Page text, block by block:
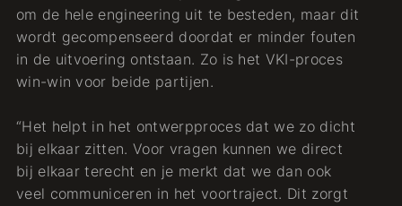
om de hele engineering uit te besteden, maar dit
wordt gecompenseerd doordat er minder fouten
in de uitvoering ontstaan. Zo is het VKI-proces
win-win voor beide partijen.
“Het helpt in het ontwerpproces dat we zo dicht
bij elkaar zitten. Voor vragen kunnen we direct
bij elkaar terecht en je merkt dat we dan ook
veel communiceren in het voortraject. Dit zorgt